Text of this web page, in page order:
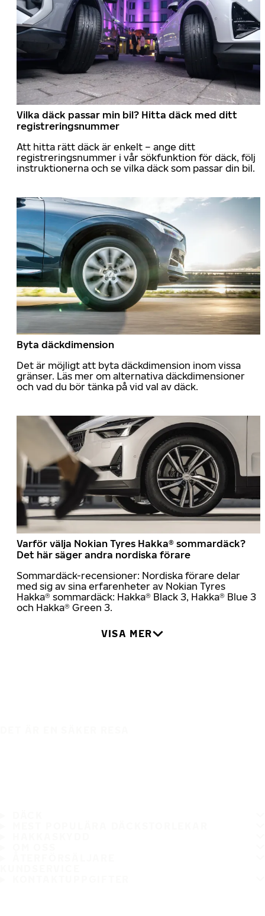
Vilka däck passar min bil? Hitta däck med ditt
registreringsnummer
Att hitta rätt däck är enkelt – ange ditt
registreringsnummer i vår sökfunktion för däck, följ
instruktionerna och se vilka däck som passar din bil.
Byta däckdimension
Det är möjligt att byta däckdimension inom vissa
gränser. Läs mer om alternativa däckdimensioner
och vad du bör tänka på vid val av däck.
Varför välja Nokian Tyres Hakka® sommardäck?
Det här säger andra nordiska förare
Sommardäck-recensioner: Nordiska förare delar
med sig av sina erfarenheter av Nokian Tyres
Hakka® sommardäck: Hakka® Black 3, Hakka® Blue 3
och Hakka® Green 3.
VISA MER